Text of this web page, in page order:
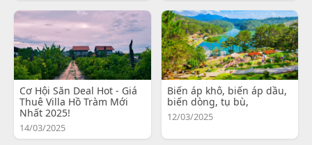
Cơ Hội Săn Deal Hot - Giá
Thuê Villa Hồ Tràm Mới
Nhất 2025!
14/03/2025
Biến áp khô, biến áp dầu,
biến dòng, tụ bù,
12/03/2025